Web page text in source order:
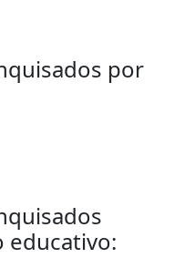
por
educativo: